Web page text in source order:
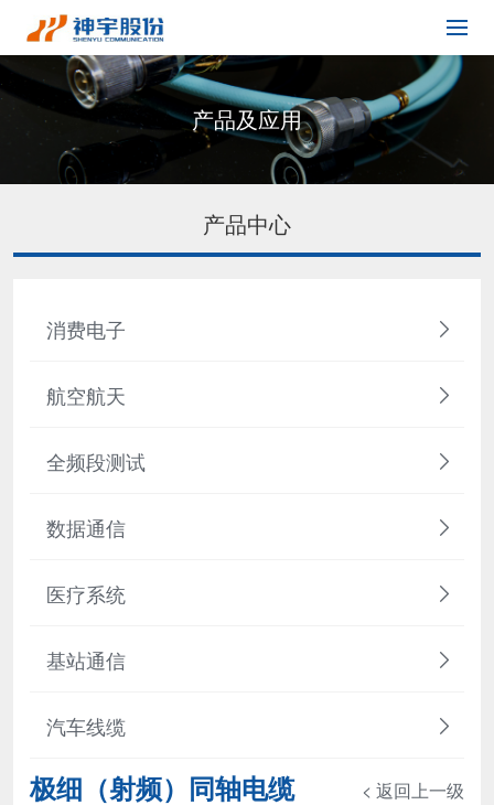
产品及应用
产品中心
消费电子
航空航天
全频段测试
数据通信
医疗系统
基站通信
汽车线缆
极细（射频）同轴电缆 < 返回上一级